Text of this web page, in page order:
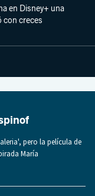
en Disney+ una
con creces
pero la película de
María